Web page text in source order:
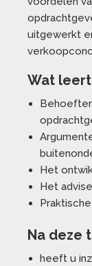
uitgewerkt
Wat leert
Het
Het
Na deze
heeft u